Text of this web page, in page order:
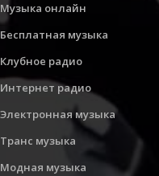
Музыка онлайн
Бесплатная музыка
Клубное радио
Интернет радио
Электронная музыка
Транс музыка
Модная музыка